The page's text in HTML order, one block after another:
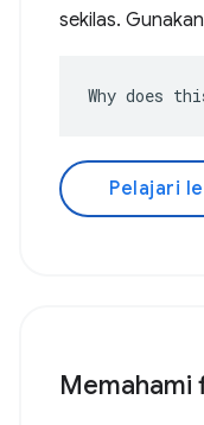
sekilas.
Why does
Pelajari
Memahami